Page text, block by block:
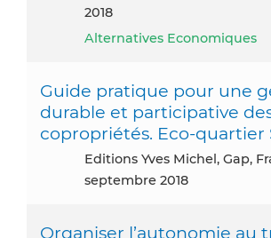
2018
Alternatives Economiques
Guide pratique pour une
durable et participative
copropriétés. Eco-quartier
Editions Yves Michel, Gap, France,
septembre 2018
Organiser l’autonomie au